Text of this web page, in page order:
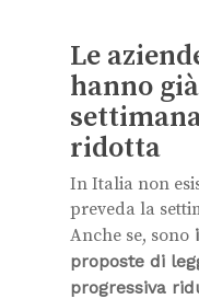
Le
hanno
ridotta
In Italia non
preveda la
Anche se, sono
proposte di
progressiva